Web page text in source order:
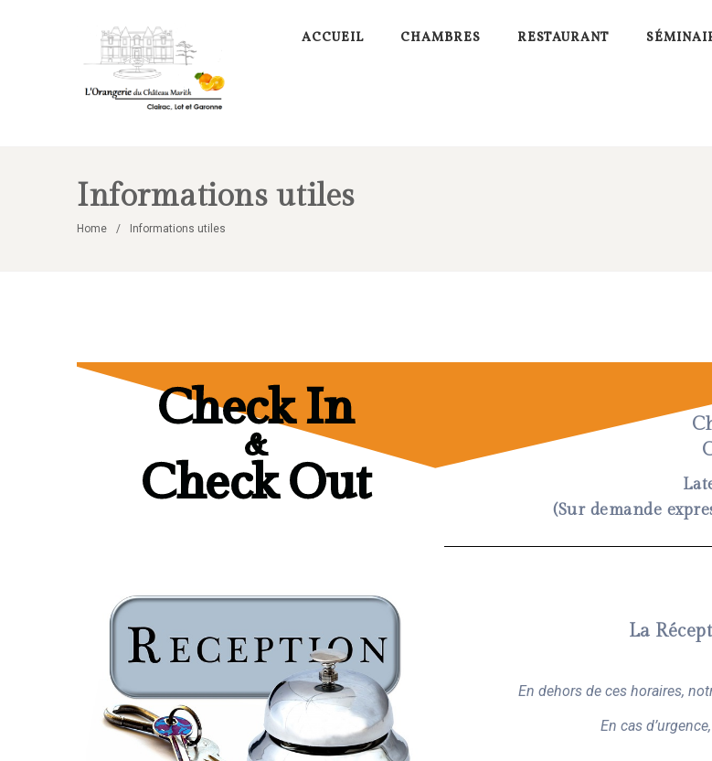
ACCUEIL CHAMBRES RESTAURANT
Informations utiles
Home Informations utiles
Check In
&
Check Out
(Sur demande
La
En dehors de ces horaires,
En cas